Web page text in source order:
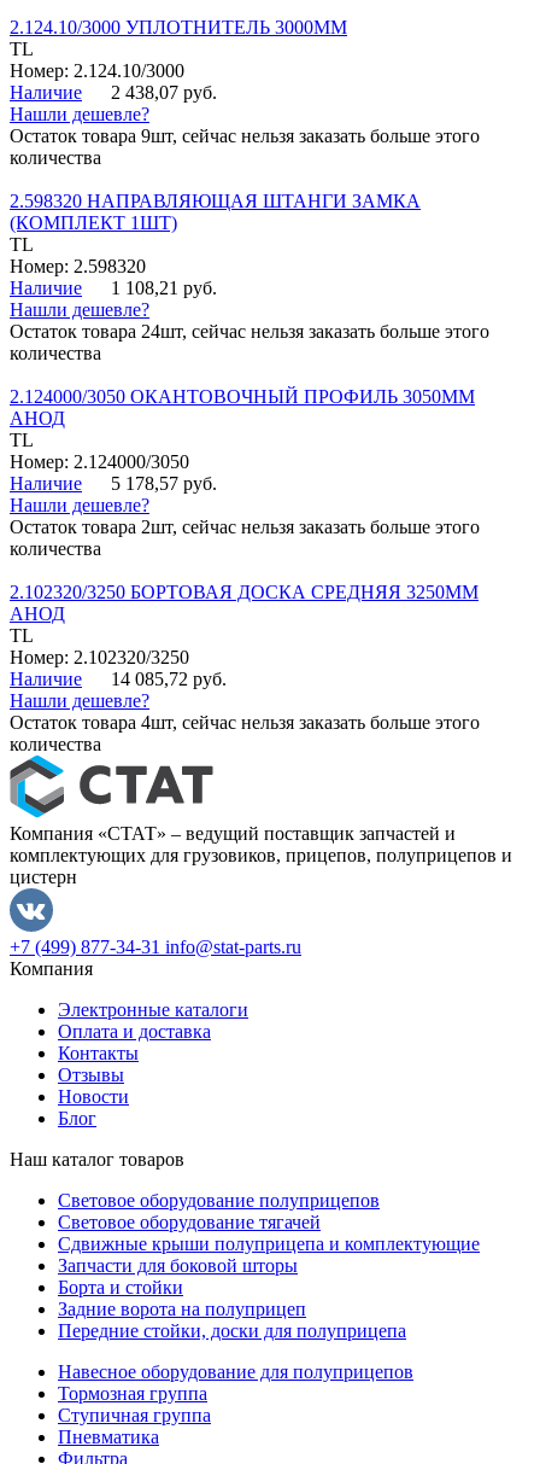
2.124.10/3000 УПЛОТНИТЕЛЬ 3000ММ
TL
Номер: 2.124.10/3000
Наличие
2 438,07 руб.
Нашли дешевле?
Остаток товара 9шт, сейчас нельзя заказать больше этого
количества
2.598320 НАПРАВЛЯЮЩАЯ ШТАНГИ ЗАМКА
(КОМПЛЕКТ 1ШТ)
TL
Номер: 2.598320
Наличие
1 108,21 руб.
Нашли дешевле?
Остаток товара 24шт, сейчас нельзя заказать больше этого
количества
2.124000/3050 ОКАНТОВОЧНЫЙ ПРОФИЛЬ 3050ММ
АНОД
TL
Номер: 2.124000/3050
Наличие
5 178,57 руб.
Нашли дешевле?
Остаток товара 2шт, сейчас нельзя заказать больше этого
количества
2.102320/3250 БОРТОВАЯ ДОСКА СРЕДНЯЯ 3250ММ
АНОД
TL
Номер: 2.102320/3250
Наличие
14 085,72 руб.
Нашли дешевле?
Остаток товара 4шт, сейчас нельзя заказать больше этого
количества
Компания «СТАТ» – ведущий поставщик запчастей и
комплектующих для грузовиков, прицепов, полуприцепов и
цистерн
+7 (499) 877-34-31 info@stat-parts.ru
Компания
Электронные каталоги
Оплата и доставка
Контакты
Отзывы
Новости
Блог
Наш каталог товаров
Световое оборудование полуприцепов
Световое оборудование тягачей
Сдвижные крыши полуприцепа и комплектующие
Запчасти для боковой шторы
Борта и стойки
Задние ворота на полуприцеп
Передние стойки, доски для полуприцепа
Навесное оборудование для полуприцепов
Тормозная группа
Ступичная группа
Пневматика
Фильтра